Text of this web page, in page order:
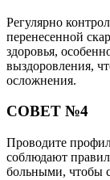
Регулярно
перенесенной
здоровья,
выздоровления,
осложнения.
СОВЕТ №4
Проводите
соблюдают
больными, чтобы